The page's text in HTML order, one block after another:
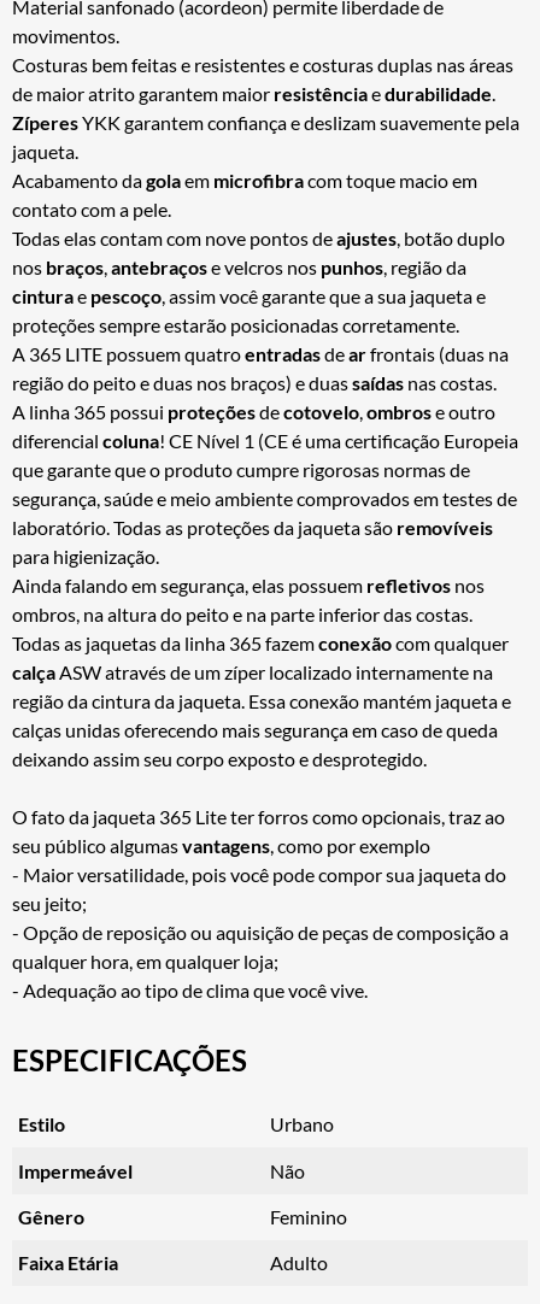
Material sanfonado (acordeon) permite liberdade de
movimentos.
Costuras bem feitas e resistentes e costuras duplas nas áreas
de maior atrito garantem maior resistênciaedurabilidade.
ZíperesYKK garantem confiança e deslizam suavemente pela
jaqueta.
Acabamento dagolaem microfibracom toque macio em
contato com a pele.
Todas elas contam com nove pontos deajustes, botão duplo
nos braços,antebraçose velcros nos punhos, região da
cinturae pescoço, assim você garante que a sua jaqueta e
proteções sempre estarão posicionadas corretamente.
A 365 LITE possuem quatroentradasdearfrontais (duas na
região do peito e duas nos braços) e duassaídas nas costas.
A linha 365 possui proteçõesdecotovelo,ombrose outro
diferencial coluna! CE Nível 1 (CE é uma certificação Europeia
que garante que o produto cumpre rigorosas normas de
segurança, saúde e meio ambiente comprovados em testes de
laboratório. Todas as proteções da jaqueta são removíveis
para higienização.
Ainda falando em segurança, elas possuem refletivos nos
ombros, na altura do peito e na parte inferior das costas.
Todas as jaquetas da linha 365 fazemconexãocom qualquer
calçaASW através de um zíper localizado internamente na
região da cintura da jaqueta. Essa conexão mantém jaqueta e
calças unidas oferecendo mais segurança em caso de queda
deixando assim seu corpo exposto e desprotegido.
O fato da jaqueta 365 Lite ter forros como opcionais, traz ao
seu público algumasvantagens, como por exemplo
- Maior versatilidade, pois você pode compor sua jaqueta do
seu jeito;
- Opção de reposição ou aquisição de peças de composição a
qualquer hora, em qualquer loja;
- Adequação ao tipo de clima que você vive.
ESPECIFICAÇÕES
Estilo Urbano
Impermeável Não
Gênero Feminino
Faixa Etária Adulto